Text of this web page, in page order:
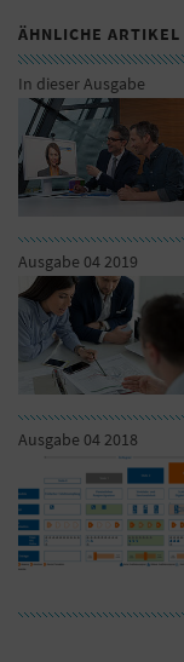
ÄHNLICHE ARTIKEL
In dieser Ausgabe
Ausgabe 04 2019
Ausgabe 04 2018